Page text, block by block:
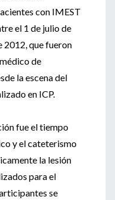
con IMEST
el 1 de julio de
2012, que fueron
de
la escena del
en ICP.
fue el tiempo
y el cateterismo
la lesión
para el
se